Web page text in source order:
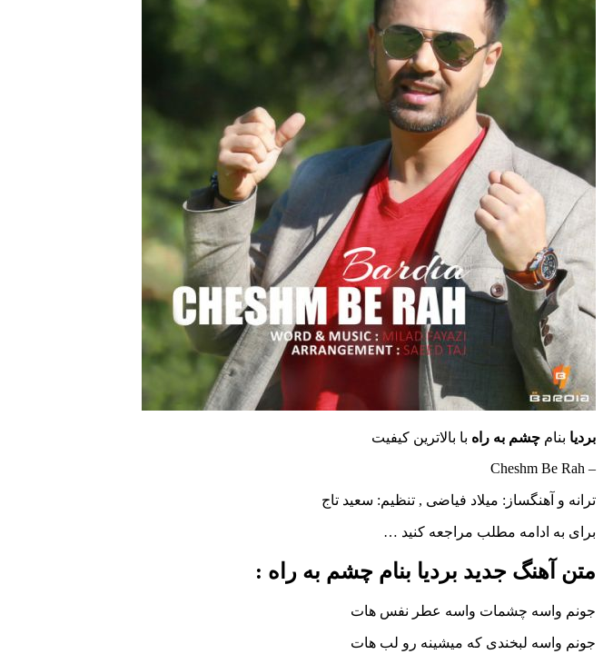
بردیا بنام چشم به راه با بالاترین کیفیت
– Cheshm Be Rah
ترانه و آهنگساز: میلاد فیاضی , تنظیم: سعید تاج
برای به ادامه مطلب مراجعه کنید …
متن آهنگ جدید بردیا بنام چشم به راه :
جونم واسه چشمات واسه عطر نفس هات
جونم واسه لبخندی که میشینه رو لب هات